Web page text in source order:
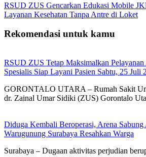
RSUD ZUS Gencarkan Edukasi Mobile
Layanan Kesehatan Tanpa Antre di Loket
Rekomendasi untuk kamu
RSUD ZUS Tetap Maksimalkan
Spesialis Siap Layani Pasien Sabtu, 25 Juli
GORONTALO UTARA – Rumah Sakit
dr. Zainal Umar Sidiki (ZUS) Gorontalo
Diduga Kembali Beroperasi, Arena
Warugunung Surabaya Resahkan Warga
Surabaya – Dugaan aktivitas perjudian